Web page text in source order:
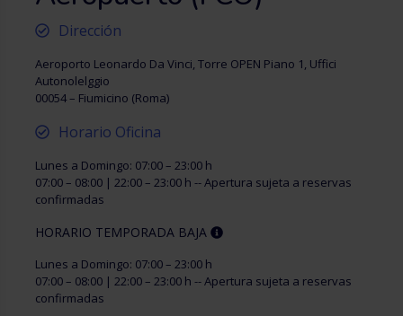
Dirección
Aeroporto Leonardo Da Vinci, Torre OPEN Piano 1, Uffici
Autonolelggio
00054 – Fiumicino (Roma)
Horario Oficina
Lunes a Domingo: 07:00 – 23:00 h
07:00 – 08:00 | 22:00 – 23:00 h -- Apertura sujeta a reservas
confirmadas
HORARIO TEMPORADA BAJA
Lunes a Domingo: 07:00 – 23:00 h
07:00 – 08:00 | 22:00 – 23:00 h -- Apertura sujeta a reservas
confirmadas